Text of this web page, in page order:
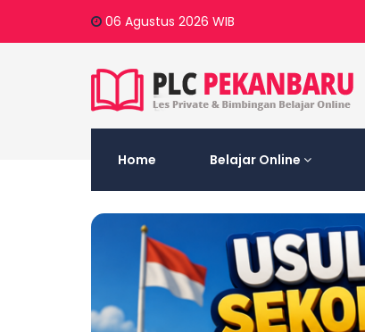
06 Agustus 2026 WIB
Home Belajar Online